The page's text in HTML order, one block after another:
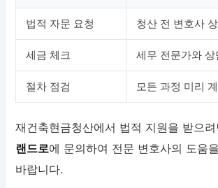
법적 자문 요청 청산 전 변호사
세금 체크 세무 전문가와 상
절차 점검 모든 과정 미리
재건축현금청산에서 법적 지원을 받으려
랜드로에 문의하여 전문 변호사의 도움
바랍니다.